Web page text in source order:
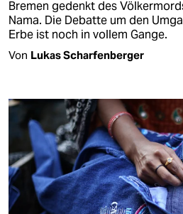
Bremen gedenkt des
Nama. Die Debatte um den
Erbe ist noch in vollem Gange.
Von Lukas Scharfenberger